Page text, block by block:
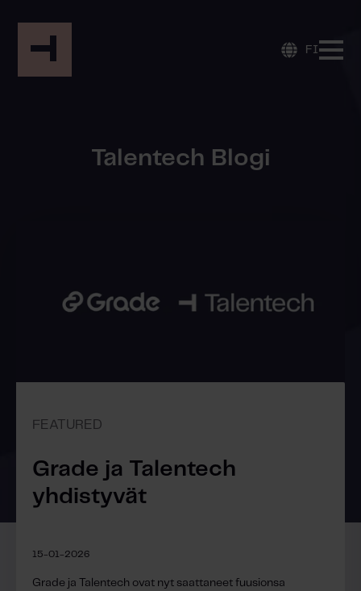
FI
Talentech Blogi
FEATURED
Grade ja Talentech
yhdistyvät
15-01-2026
Grade ja Talentech ovat nyt saattaneet fuusionsa